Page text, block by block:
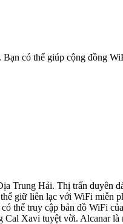
có thể giúp cộng đồng
Trung Hải. Thị trấn duyên
giữ liên lạc với WiFi
thể truy cập bản đồ WiFi
Xavi tuyệt vời. Alcanar